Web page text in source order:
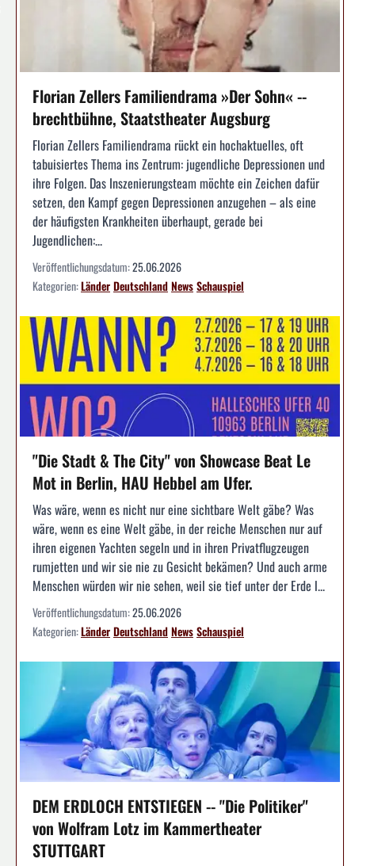
Florian Zellers Familiendrama »Der Sohn« --
brechtbühne, Staatstheater Augsburg
Florian Zellers Familiendrama rückt ein hochaktuelles, oft
tabuisiertes Thema ins Zentrum: jugendliche Depressionen und
ihre Folgen. Das Inszenierungsteam möchte ein Zeichen dafür
setzen, den Kampf gegen Depressionen anzugehen – als eine
der häufigsten Krankheiten überhaupt, gerade bei
Jugendlichen:...
Veröffentlichungsdatum:25.06.2026
Kategorien:LänderDeutschlandNewsSchauspiel
"Die Stadt & The City" von Showcase Beat Le
Mot in Berlin, HAU Hebbel am Ufer.
Was wäre, wenn es nicht nur eine sichtbare Welt gäbe? Was
wäre, wenn es eine Welt gäbe, in der reiche Menschen nur auf
ihren eigenen Yachten segeln und in ihren Privatflugzeugen
rumjetten und wir sie nie zu Gesicht bekämen? Und auch arme
Menschen würden wir nie sehen, weil sie tief unter der Erde l...
Veröffentlichungsdatum:25.06.2026
Kategorien:LänderDeutschlandNewsSchauspiel
DEM ERDLOCH ENTSTIEGEN -- "Die Politiker"
von Wolfram Lotz im Kammertheater
STUTTGART